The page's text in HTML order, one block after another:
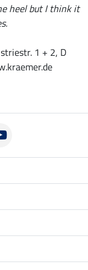
heel but I think it
1 + 2, D